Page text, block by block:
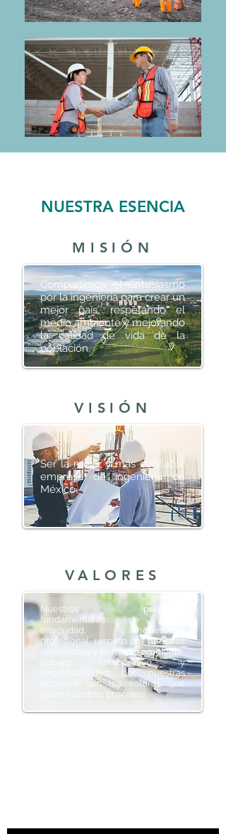
NUESTRA ESENCIA
MISIÓN
Compartimos el entusiasmo
por la ingeniería para crear un
mejor país, respetando el
medio ambiente y mejorando
la calidad de vida de la
población.
VISIÓN
Ser la mejor y más confiable
empresa de ingeniería en
México.
VALORES
Nuestros principios
fundamentales de ética,
integridad, honestidad
profesional, respeto por nuestros
semejantes y el medio ambiente,
trabajo colaborativo y
responsabilidad por nuestras
acciones son los valores que
guían nuestros procesos.